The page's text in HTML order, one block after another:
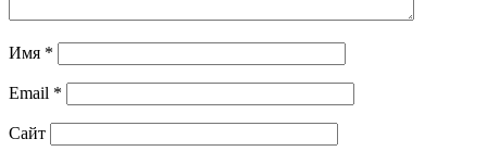
Имя *
Email *
Сайт